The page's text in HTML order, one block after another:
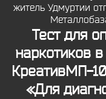
житель Удмуртии
Тест для
наркотиков
КреативМП-
«Для